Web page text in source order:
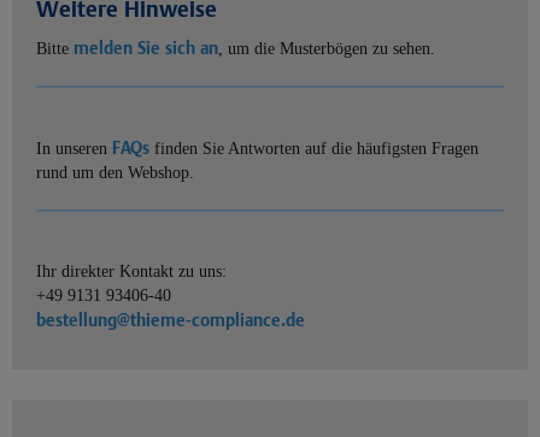
Weitere Hinweise
Bitte melden Sie sich an, um die Musterbögen zu sehen.
In unseren FAQs finden Sie Antworten auf die häufigsten Fragen
rund um den Webshop.
Ihr direkter Kontakt zu uns:
+49 9131 93406-40
bestellung@thieme-compliance.de